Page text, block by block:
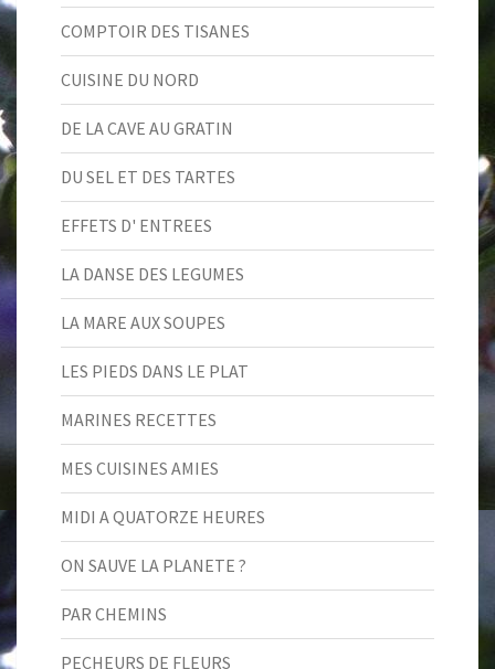
COMPTOIR DES TISANES
CUISINE DU NORD
DE LA CAVE AU GRATIN
DU SEL ET DES TARTES
EFFETS D' ENTREES
LA DANSE DES LEGUMES
LA MARE AUX SOUPES
LES PIEDS DANS LE PLAT
MARINES RECETTES
MES CUISINES AMIES
MIDI A QUATORZE HEURES
ON SAUVE LA PLANETE ?
PAR CHEMINS
PECHEURS DE FLEURS